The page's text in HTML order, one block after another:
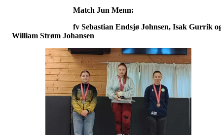
Match Jun Menn:
fv Sebastian Endsjø Johnsen, Isak Gurrik
William Strøm Johansen